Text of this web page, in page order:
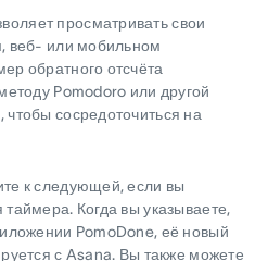
просматривать свои
веб- или мобильном
обратного отсчёта
Pomodoro или другой
сосредоточиться на
к следующей, если вы
Когда вы указываете,
PomoDone, её новый
с Asana. Вы также можете